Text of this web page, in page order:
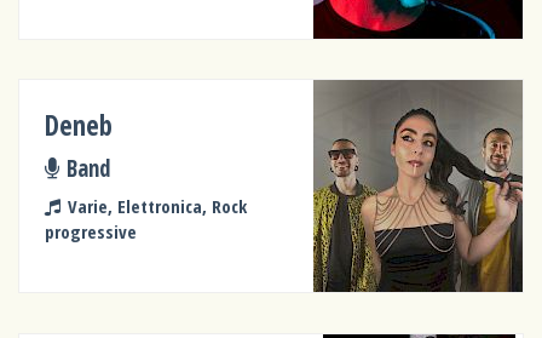
Deneb
Band
Varie, Elettronica, Rock
progressive